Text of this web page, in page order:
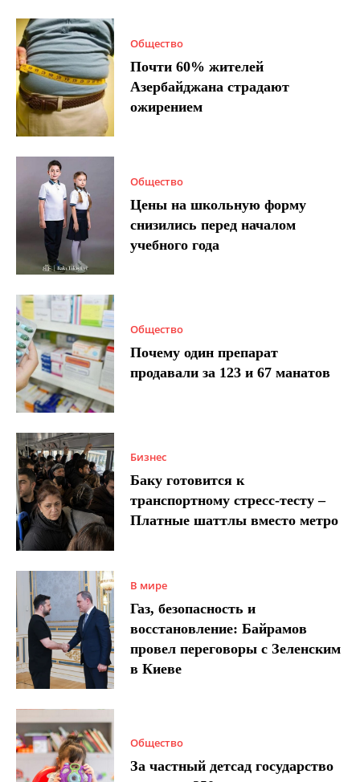
Общество
Почти 60% жителей
Азербайджана страдают
ожирением
Общество
Цены на школьную форму
снизились перед началом
учебного года
Общество
Почему один препарат
продавали за 123 и 67 манатов
Бизнес
Баку готовится к
транспортному стресс-тесту –
Платные шаттлы вместо метро
В мире
Газ, безопасность и
восстановление: Байрамов
провел переговоры с Зеленским
в Киеве
Общество
За частный детсад государство